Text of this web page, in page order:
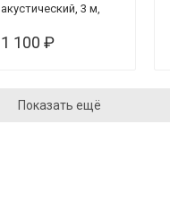
акустический, 3 м,
1 100 ₽
Показать ещё